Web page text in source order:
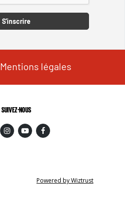
S'inscrire
Mentions légales
SUIVEZ-NOUS
Powered by Wiztrust